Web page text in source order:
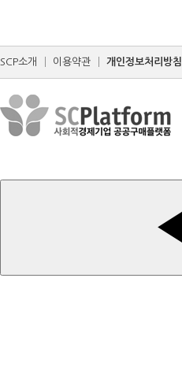
SCP소개 이용약관 개인정보처리방침